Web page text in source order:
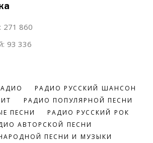
271 860
93 336
РАДИО РУССКИЙ ШАНСОН
РАДИО ПОПУЛЯРНОЙ ПЕСНИ
ПЕСНИ
РАДИО РУССКИЙ РОК
АВТОРСКОЙ ПЕСНИ
ПЕСНИ И МУЗЫКИ